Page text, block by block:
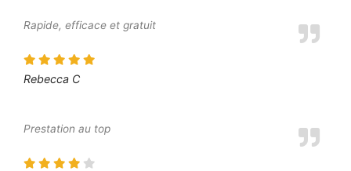
Rapide, efficace et gratuit
Rebecca C
Prestation au top